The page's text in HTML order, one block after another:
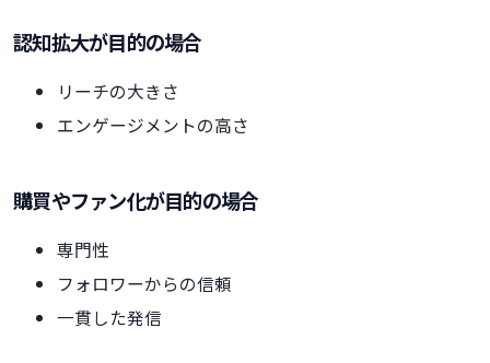
認知拡大が目的の場合
リーチの大きさ
エンゲージメントの高さ
購買やファン化が目的の場合
専門性
フォロワーからの信頼
一貫した発信